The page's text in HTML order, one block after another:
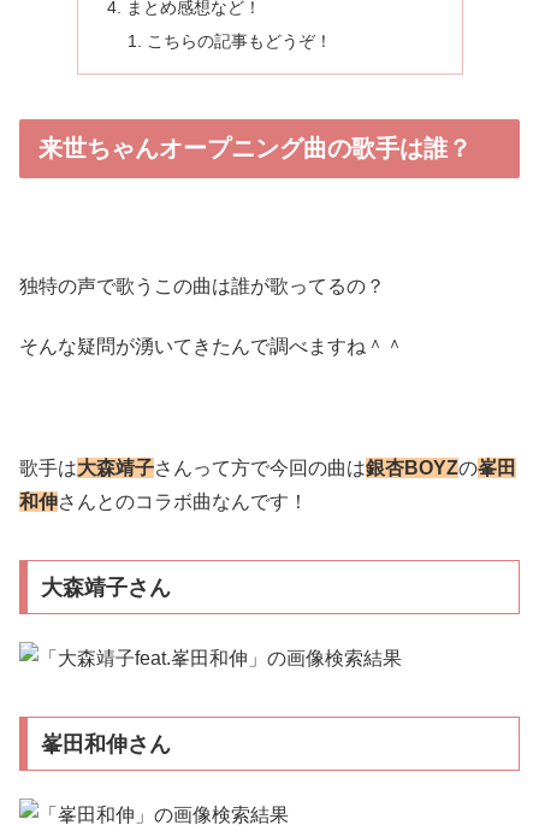
まとめ感想など！
こちらの記事もどうぞ！
来世ちゃんオープニング曲の歌手は誰？
独特の声で歌うこの曲は誰が歌ってるの？
そんな疑問が湧いてきたんで調べますね＾＾
歌手は大森靖子さんって方で今回の曲は銀杏BOYZの峯田
和伸さんとのコラボ曲なんです！
大森靖子さん
峯田和伸さん